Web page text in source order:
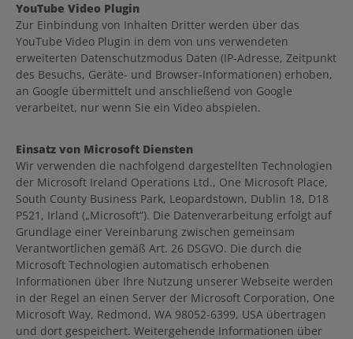
YouTube Video Plugin
Zur Einbindung von Inhalten Dritter werden über das
YouTube Video Plugin in dem von uns verwendeten
erweiterten Datenschutzmodus Daten (IP-Adresse, Zeitpunkt
des Besuchs, Geräte- und Browser-Informationen) erhoben,
an Google übermittelt und anschließend von Google
verarbeitet, nur wenn Sie ein Video abspielen.
Einsatz von Microsoft Diensten
Wir verwenden die nachfolgend dargestellten Technologien
der Microsoft Ireland Operations Ltd., One Microsoft Place,
South County Business Park, Leopardstown, Dublin 18, D18
P521, Irland („Microsoft“). Die Datenverarbeitung erfolgt auf
Grundlage einer Vereinbarung zwischen gemeinsam
Verantwortlichen gemäß Art. 26 DSGVO. Die durch die
Microsoft Technologien automatisch erhobenen
Informationen über Ihre Nutzung unserer Webseite werden
in der Regel an einen Server der Microsoft Corporation, One
Microsoft Way, Redmond, WA 98052-6399, USA übertragen
und dort gespeichert. Weitergehende Informationen über